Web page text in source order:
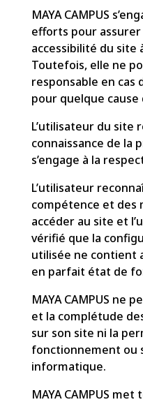
MAYA CAMPUS
efforts pour
accessibilité du site
Toutefois, elle ne
responsable en cas
pour quelque cause
L’utilisateur du site
connaissance de la
s’engage à la
L’utilisateur
compétence et des
accéder au site et
vérifié que la
utilisée ne contient
en parfait état de
MAYA CAMPUS ne
et la complétude
sur son site ni la
fonctionnement ou
informatique.
MAYA CAMPUS